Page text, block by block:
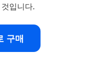
입니다.
구매